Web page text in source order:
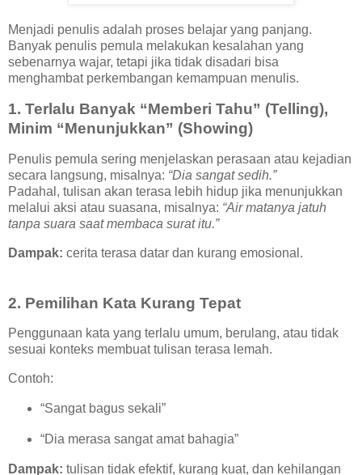
Menjadi penulis adalah proses belajar yang panjang.
Banyak penulis pemula melakukan kesalahan yang
sebenarnya wajar, tetapi jika tidak disadari bisa
menghambat perkembangan kemampuan menulis.
1. Terlalu Banyak “Memberi Tahu” (Telling),
Minim “Menunjukkan” (Showing)
Penulis pemula sering menjelaskan perasaan atau kejadian
secara langsung, misalnya: “Dia sangat sedih.”
Padahal, tulisan akan terasa lebih hidup jika menunjukkan
melalui aksi atau suasana, misalnya: “Air matanya jatuh
tanpa suara saat membaca surat itu.”
Dampak: cerita terasa datar dan kurang emosional.
2. Pemilihan Kata Kurang Tepat
Penggunaan kata yang terlalu umum, berulang, atau tidak
sesuai konteks membuat tulisan terasa lemah.
Contoh:
“Sangat bagus sekali”
“Dia merasa sangat amat bahagia”
Dampak: tulisan tidak efektif, kurang kuat, dan kehilangan